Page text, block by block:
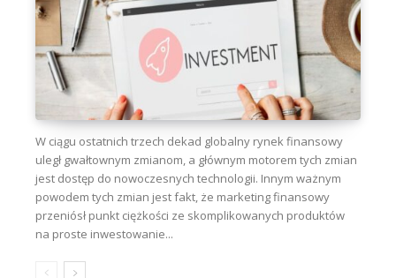
W ciągu ostatnich trzech dekad globalny rynek finansowy
uległ gwałtownym zmianom, a głównym motorem tych zmian
jest dostęp do nowoczesnych technologii. Innym ważnym
powodem tych zmian jest fakt, że marketing finansowy
przeniósł punkt ciężkości ze skomplikowanych produktów
na proste inwestowanie...